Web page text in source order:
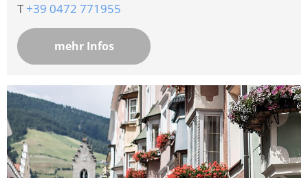
T+39 0472 771955
mehr Infos